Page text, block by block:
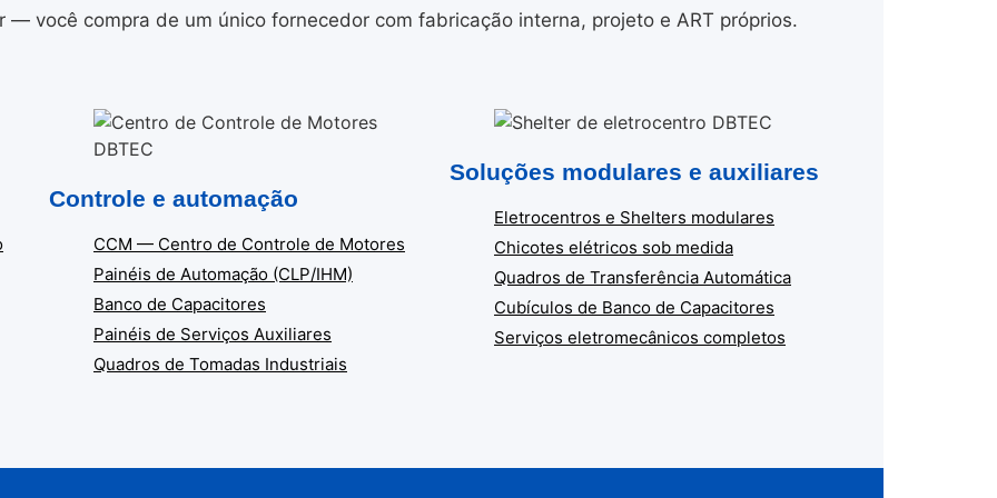
— você compra de um único fornecedor com fabricação interna, projeto e ART próprios.
Controle e automação
CCM — Centro de Controle de Motores
Painéis de Automação (CLP/IHM)
Banco de Capacitores
Painéis de Serviços Auxiliares
Quadros de Tomadas Industriais
Soluções modulares e auxiliares
Eletrocentros e Shelters modulares
Chicotes elétricos sob medida
Quadros de Transferência Automática
Cubículos de Banco de Capacitores
Serviços eletromecânicos completos